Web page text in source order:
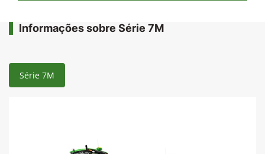
Informações sobre Série 7M
Série 7M